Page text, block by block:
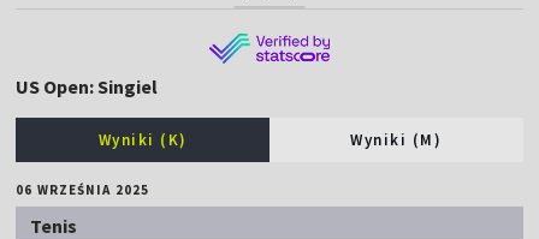
US Open: Singiel
Wyniki (K) Wyniki (M)
06 WRZEŚNIA 2025
Tenis